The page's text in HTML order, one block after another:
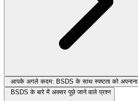
आपके अगले कदम: BSDS के साथ स्पष्टता को अपनाना
BSDS के बारे में अक्सर पूछे जाने वाले प्रश्न